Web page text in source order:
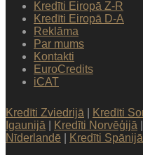
Kredīti Eiropā Z-R
Kredīti Eiropā D-A
Reklāma
Par mums
Kontakti
EuroCredits
iCAT
Kredīti Zviedrijā Kredīti
Igaunijā
Kredīti Norvēģijā
Nīderlandē
Kredīti Spānijā